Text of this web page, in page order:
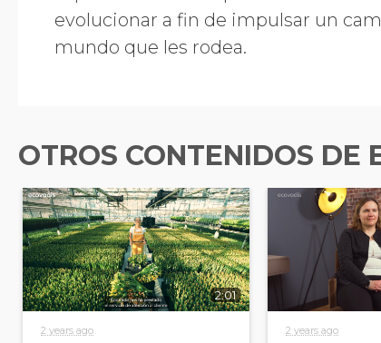
evolucionar a fin de impulsar un
mundo que les rodea.
OTROS CONTENIDOS DE
2:01
2 years ago 2 years ago